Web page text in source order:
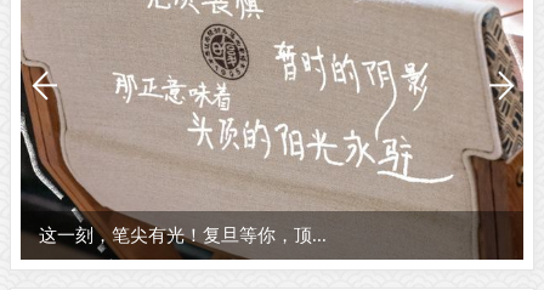
这一刻，笔尖有光！复旦等你，顶...